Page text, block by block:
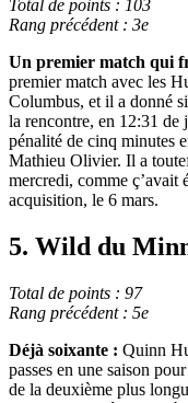
Total de points : 103
Rang précédent : 3e
Un premier match qui
premier match avec les
Columbus, et il a donné
la rencontre, en 12:31 de
pénalité de cinq minutes
Mathieu Olivier. Il a
mercredi, comme ç’avait
acquisition, le 6 mars.
5. Wild du
Total de points : 97
Rang précédent : 5e
Déjà soixante : Quinn
passes en une saison
de la deuxième plus